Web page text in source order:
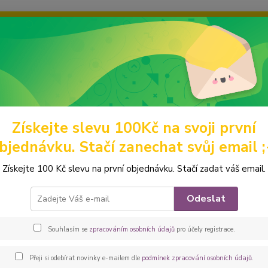
grafiku? Mám jich mnohem víc – napište mi a společně
Hledat
Hrnky, termohrnky a tumblery Sezónní nabídka HRNKY - VÁNOČNÍ
bílý 330 ml *Vánoční 013*
Získejte slevu 100Kč na svoji první
Stačí zanechat svůj email
Získejte 100 Kč slevu na první objednávku. Stačí zadat váš email.
Odeslat
Souhlasím se zpracováním osobních údajůpro účely registrace.
Přeji si odebírat novinky e-mailem dle podmínek zpracování osobních údajů.